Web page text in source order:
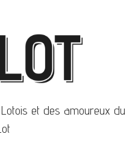
et des amoureux du